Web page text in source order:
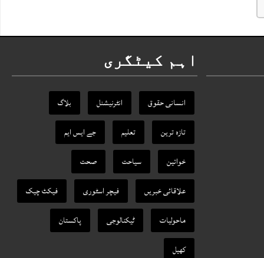
اہم کیٹگری
انسانی حقوق انٹرنیشنل
بلاگ
تازہ ترین
تعلیم
جے ایس ایم
خواتین
سیاحت
صحت
علاقائی خبریں
فیچر اسٹوری
فیکٹ‌ چیک
ماحولیات
ٹیکنالوجی
پاکستان
کھیل